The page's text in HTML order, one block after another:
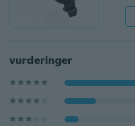
vurderinger